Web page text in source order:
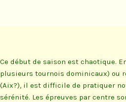
Ce début de saison est chaotique.
plusieurs tournois dominicaux) ou
(Aix?), il est difficile de pratiquer
sérénité. Les épreuves par centre